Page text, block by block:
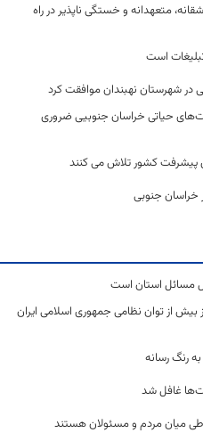
متعهدانه و خستگی ناپذیر در راه
است
در شهرستان نهبندان موافقت کرد
حیاتی خراسان جنوبیی ضروری
پیشرفت کشور تلاش می کنند
خراسان جنوبی
مسائل استان است
از توان نظامی جمهوری اسلامی ایران
رنگ رسانه
غافل شد
میان مردم و مسئولان هستند